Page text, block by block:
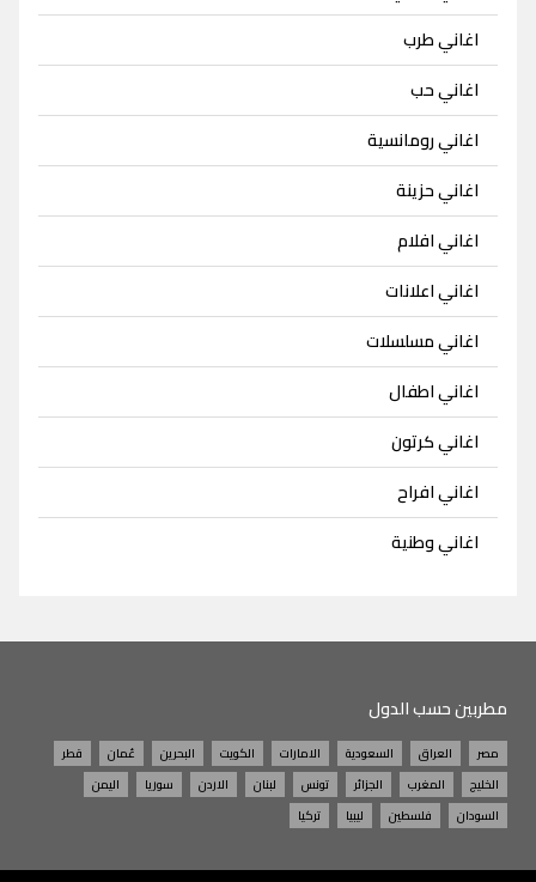
اغاني طرب
اغاني حب
اغاني رومانسية
اغاني حزينة
اغاني افلام
اغاني اعلانات
اغاني مسلسلات
اغاني اطفال
اغاني كرتون
اغاني افراح
اغاني وطنية
مطربين حسب الدول
مصر العراق السعودية الامارات الكويت البحرين عُمان
قطر
الخليج
المغرب الجزائر تونس لبنان الاردن سوريا
اليمن
السودان
فلسطين ليبيا تركيا